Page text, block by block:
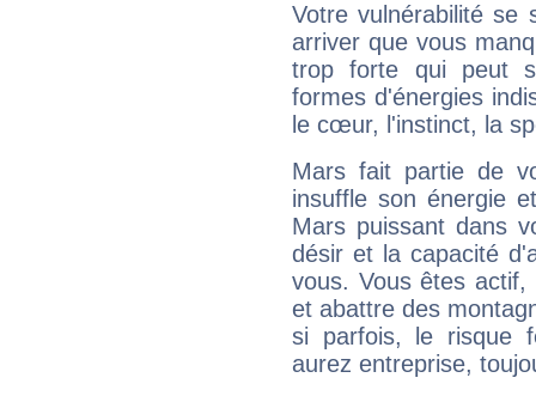
Votre vulnérabilité se
arriver que vous
trop forte qui peut
formes d'énergies
le cœur, l'instinct, la
Mars fait partie de
insuffle son énergie
Mars puissant dans
désir et la capacité
vous. Vous êtes
et abattre des
si parfois, le risque
aurez entreprise,